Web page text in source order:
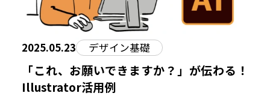
2025.05.23 デザイン基礎
「これ、お願いできますか？」が伝わる！
Illustrator活用例